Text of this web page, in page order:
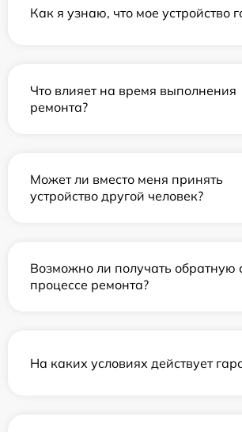
Как я узнаю, что мое устройство
Что влияет на время выполнения
ремонта?
Может ли вместо меня принять
устройство другой человек?
Возможно ли получать обратную
процессе ремонта?
На каких условиях действует